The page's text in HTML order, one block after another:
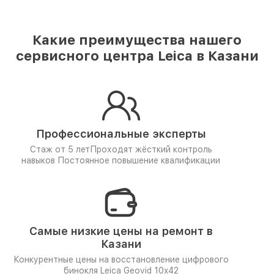
Какие преимущества нашего
сервисного центра Leica в Казани
Профессиональные эксперты
Стаж от 5 лет Проходят жёсткий контроль
навыков Постоянное повышение квалификации
Самые низкие цены на ремонт в
Казани
Конкурентные цены на восстановление цифрового
бинокля Leica Geovid 10x42